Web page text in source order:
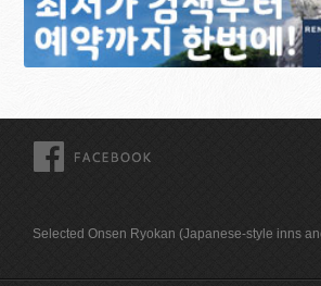
Selected Onsen Ryokan (Japanese-style inns